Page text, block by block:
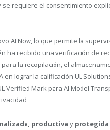
requiere el consentimiento
AI Now, lo que permite la
ha recibido una verificación de
la recopilación, el
lograr la calificación UL
Verified Mark para AI Model
productiva y protegida